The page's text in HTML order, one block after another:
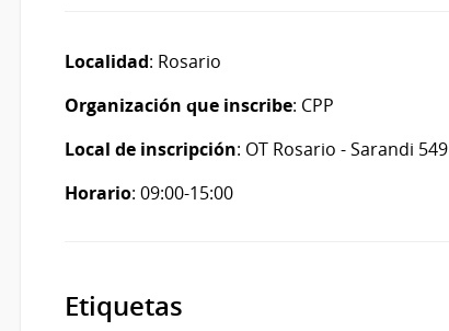
Localidad: Rosario
Organización que inscribe: CPP
Local de inscripción: OT Rosario - Sarandi 549
Horario: 09:00-15:00
Etiquetas